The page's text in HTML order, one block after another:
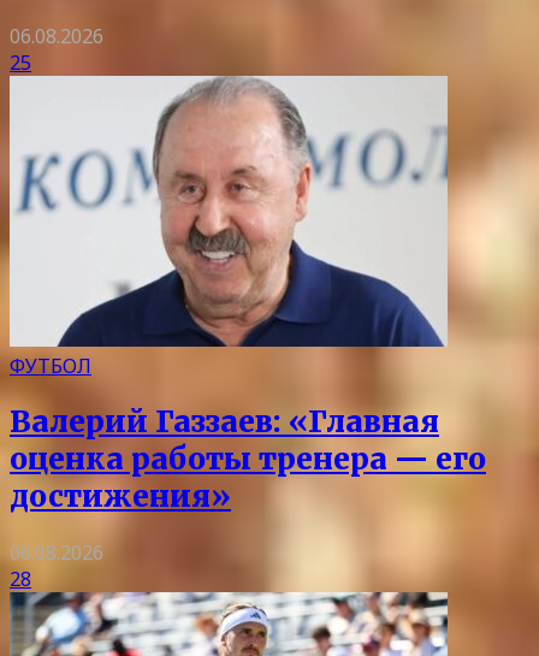
06.08.2026
25
ФУТБОЛ
Валерий Газзаев: «Главная
оценка работы тренера — его
достижения»
06.08.2026
28